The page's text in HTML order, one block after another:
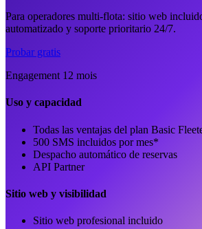
Para operadores multi-flota: sitio web
automatizado y soporte prioritario 24/7.
Probar gratis
Engagement 12 mois
Uso y capacidad
Todas las ventajas del plan Basic
500 SMS incluidos por mes*
Despacho automático de reservas
API Partner
Sitio web y visibilidad
Sitio web profesional incluido